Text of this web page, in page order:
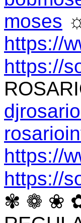
moses
https://
https://
https://
https://
✾ ❁ ❀